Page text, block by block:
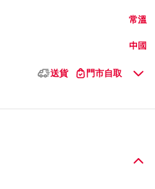
常溫
中國
送貨 門市自取